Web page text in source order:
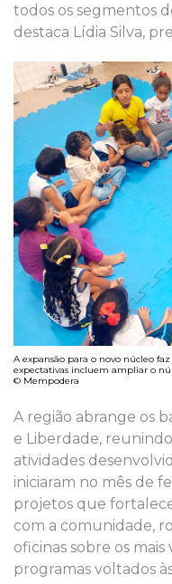
todos os segmentos
destaca Lídia Silva,
A expansão para o novo núcleo
expectativas incluem ampliar o
© Mempodera
A região abrange os
e Liberdade,
atividades
iniciaram no mês de
projetos que
com a comunidade,
oficinas sobre os
programas voltados